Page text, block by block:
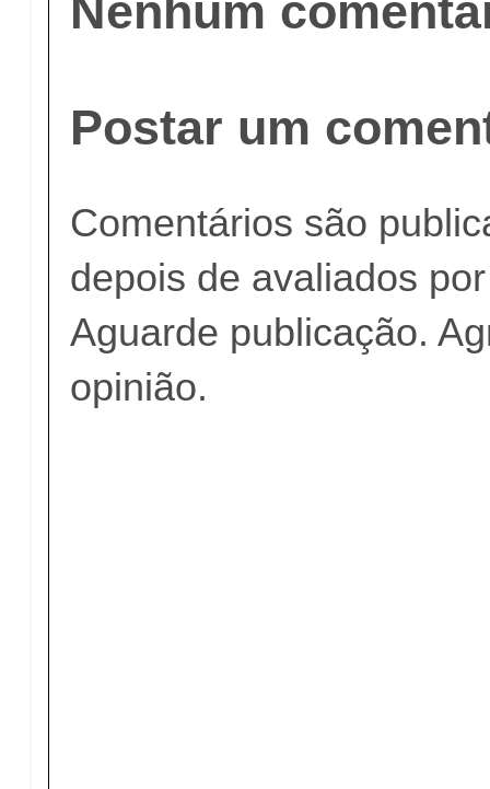
Postar um
Comentários são
depois de avaliados
Aguarde publicação.
opinião.